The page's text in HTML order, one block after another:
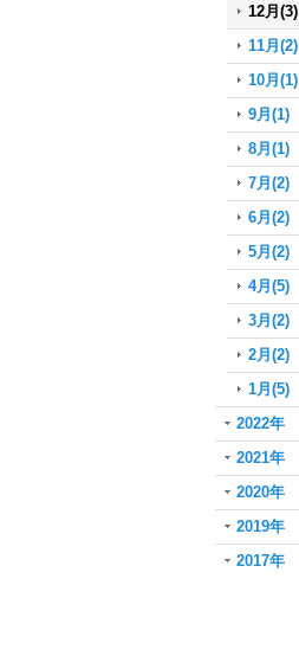
12月(3)
11月(2)
10月(1)
9月(1)
8月(1)
7月(2)
6月(2)
5月(2)
4月(5)
3月(2)
2月(2)
1月(5)
2022年
2021年
2020年
2019年
2017年